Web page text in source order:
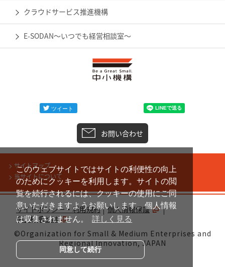
このウェブサイトではサイトの利便性の向上
のためにクッキーを利用します。サイトの閲
覧を続行されるには、クッキーの使用にご同
意いただきますようお願いします。個人情報
は収集されません。
詳しく見る
同意して続行
クラウドサービス推進機構
E-SODAN～いつでも経営相談室～
お問い合わせ
サイトマップ
当サイトについて
サイトポリシー・利用規約
個人情報保護
中小機構とは
©Organization for Small & Medium Enterprises and
Regional Innovation, JAPAN